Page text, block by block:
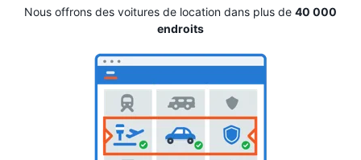
Nous offrons des voitures de location dans plus de 40 000
endroits